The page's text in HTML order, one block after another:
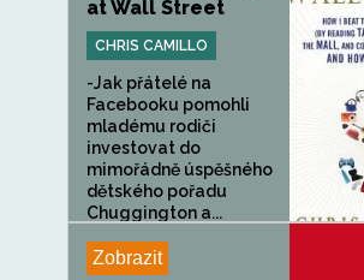
at Wall Street
CHRIS CAMILLO
-Jak přátelé na
Facebooku pomohli
mladému rodiči
investovat do
mimořádně úspěšného
dětského pořadu
Chuggington a...
Zobrazit